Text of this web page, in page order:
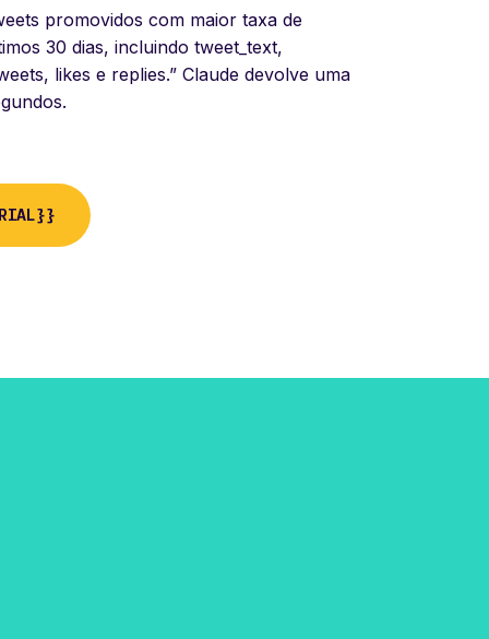
promovidos com maior taxa de
30 dias, incluindo tweet_text,
likes e replies.” Claude devolve uma